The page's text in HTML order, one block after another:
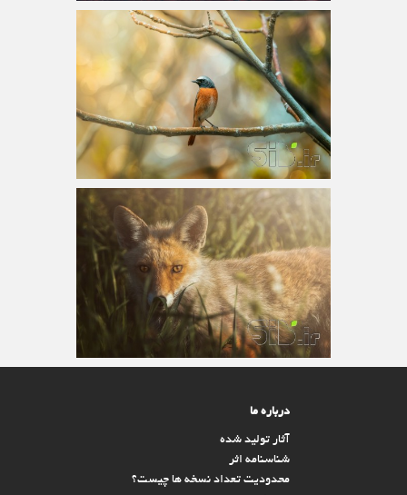
درباره ما
آثار تولید شده
شناسنامه اثر
محدودیت تعداد نسخه ها چیست؟